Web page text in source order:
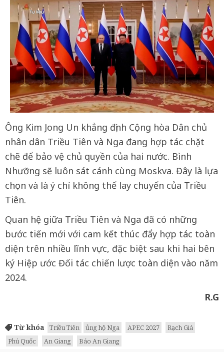
Ông Kim Jong Un khẳng định Cộng hòa Dân chủ
nhân dân Triều Tiên và Nga đang hợp tác chặt
chẽ để bảo vệ chủ quyền của hai nước. Bình
Nhưỡng sẽ luôn sát cánh cùng Moskva. Đây là lựa
chọn và là ý chí không thể lay chuyển của Triều
Tiên.
Quan hệ giữa Triều Tiên và Nga đã có những
bước tiến mới với cam kết thúc đẩy hợp tác toàn
diện trên nhiều lĩnh vực, đặc biệt sau khi hai bên
ký Hiệp ước Đối tác chiến lược toàn diện vào năm
2024.
R.G
Từ khóa Triều Tiên ủng hộ Nga APEC 2027
Rạch Giá
Phú Quốc
An Giang Báo An Giang